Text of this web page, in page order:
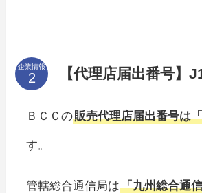
企業情報 【代理店届出番号】
ＢＣＣの販売代理店届出番号は
す。
管轄総合通信局は「九州総合通